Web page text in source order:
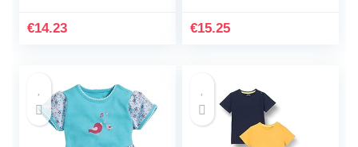
€14.23 €15.25